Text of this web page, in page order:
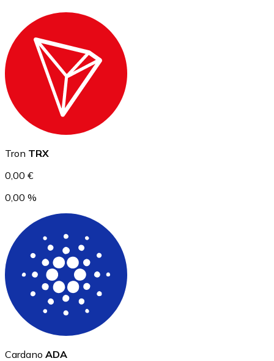
Ethereum
ETH
USD Coin
USDC
Tron TRX
0,00 €
0,00 %
Cardano ADA